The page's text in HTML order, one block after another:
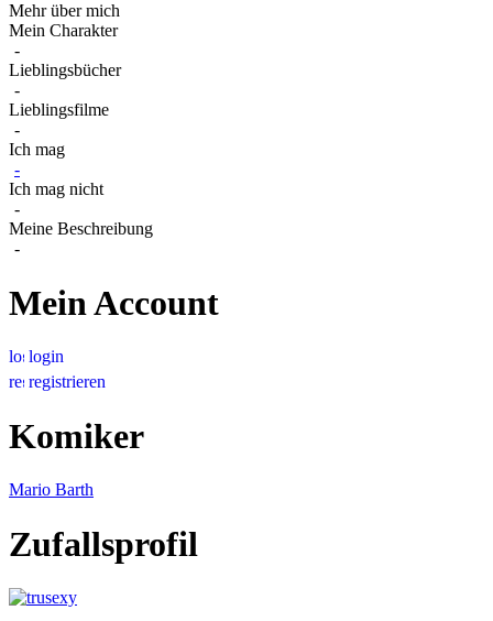
Mehr über mich
Mein Charakter
-
Lieblingsbücher
-
Lieblingsfilme
-
Ich mag
-
Ich mag nicht
-
Meine Beschreibung
-
Mein Account
login
registrieren
Komiker
Mario Barth
Zufallsprofil